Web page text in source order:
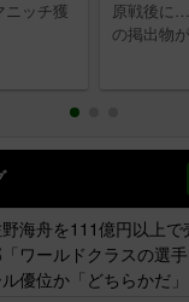
ニッチ獲
原戦後に
の掲出物
海舟を111億円以上
ワールドクラスの選
優位か「どちらかだ」